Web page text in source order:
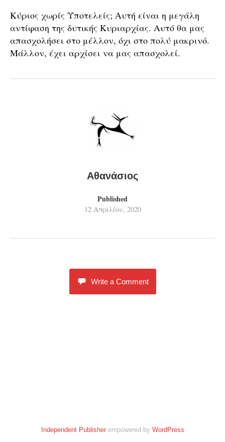
Κύριος χωρίς Υποτελείς; Αυτή είναι η μεγάλη
αντίφαση της δυτικής Κυριαρχίας. Αυτό θα μας
απασχολήσει στο μέλλον, όχι στο πολύ μακρινό.
Μάλλον, έχει αρχίσει να μας απασχολεί.
Αθανάσιος
Published
12 Απριλίου, 2020
Write a Comment
Independent Publisherempowered by WordPress